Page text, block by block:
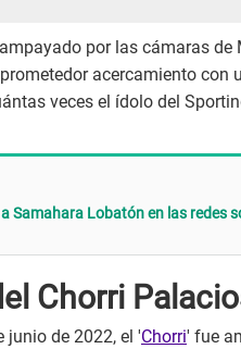
por las cámaras
acercamiento con
veces el ídolo del
Samahara Lobatón en las redes
Chorri
junio de 2022, el 'Chorri' fue